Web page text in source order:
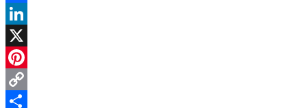
Facebook
LinkedIn
X
Pinterest
Copy